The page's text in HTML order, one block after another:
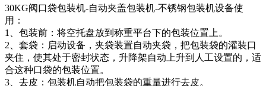
30KG阀口袋包装机-自动夹盖包装机-不锈钢包装机设备使
用：
1、包装前：将空托盘放到称重平台下的包装位置上。
2、套袋：启动设备，夹袋装置自动夹袋，把包装袋的灌装口
夹住，使其处于密封状态，升降架自动上升到人工设置的，适
合这种口袋的包装位置。
3、去皮：包装机自动把包装袋的重量进行去皮。